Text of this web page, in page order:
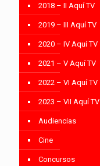
2018 – II Aquí TV
2019 – III Aquí TV
2020 – IV Aquí TV
2021 – V Aquí TV
2022 – VI Aquí TV
2023 – VII Aquí TV
Audiencias
Cine
Concursos